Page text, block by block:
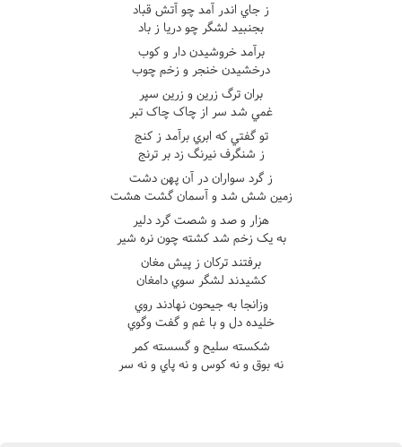
ز جاي اندر آمد چو آتش قباد
بجنبيد لشگر چو دريا ز باد
برآمد خروشيدن دار و کوب
درخشيدن خنجر و زخم چوب
بران ترگ زرين و زرين سپر
غمي شد سر از چاک چاک تبر
تو گفتي که ابري برآمد ز کنج
ز شنگرف نيرنگ زد بر ترنج
ز گرد سواران در آن پهن دشت
زمين شش شد و آسمان گشت هشت
هزار و صد و شصت گرد دلير
به يک زخم شد کشته چون نره شير
برفتند ترکان ز پيش مغان
کشيدند لشگر سوي دامغان
وزانجا به جيحون نهادند روي
خليده دل و با غم و گفت وگوي
شکسته سليح و گسسته کمر
نه بوق و نه کوس و نه پاي و نه سر